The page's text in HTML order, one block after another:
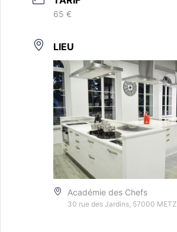
65 €
LIEU
Académie des Chefs
30 rue des Jardins, 57000 METZ